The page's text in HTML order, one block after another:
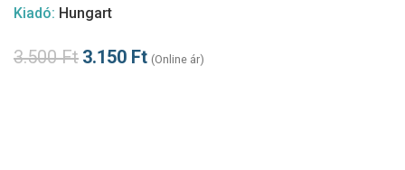
Kiadó: Hungart
3.500Ft 3.150 Ft (Online ár)